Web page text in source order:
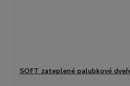
SOFT zateplené palubkové